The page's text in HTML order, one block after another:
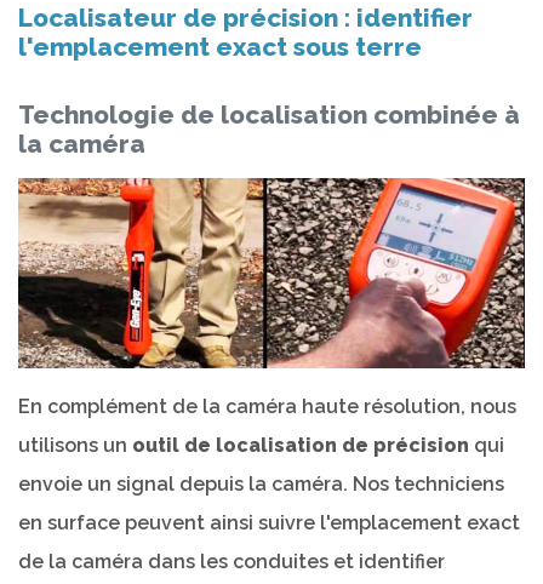
Localisateur de précision : identifier
l'emplacement exact sous terre
Technologie de localisation combinée à
la caméra
En complément de la caméra haute résolution, nous
utilisons un outil de localisation de précision qui
envoie un signal depuis la caméra. Nos techniciens
en surface peuvent ainsi suivre l'emplacement exact
de la caméra dans les conduites et identifier